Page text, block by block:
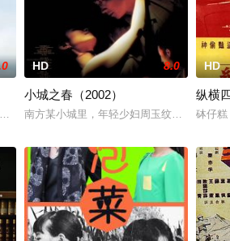
说改编，讲述20代后半的主人公桂娜（高我星
HD 8.0
小城之春（2002）
南方某小城里，年轻少妇周玉纹和丈夫戴礼
HD
纵横
砵仔糕